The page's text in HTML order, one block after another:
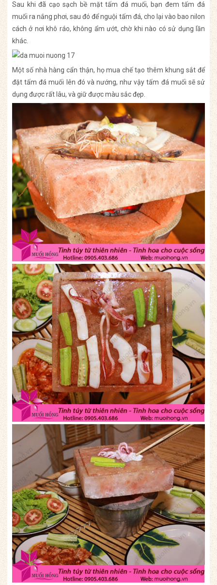
Sau khi đã cạo sạch bề mặt tấm đá muối, bạn đem tấm đá
muối ra nắng phơi, sau đó để nguội tấm đá, cho lại vào bao nilon
cách ở nơi khô ráo, không ẩm ướt, chờ khi nào có sử dụng lần
khác.
Một số nhà hàng cẩn thận, họ mua chế tạo thêm khung sắt để
đặt tấm đá muối lên đó và nướng, như vậy tấm đá muối sẽ sử
dụng được rất lâu, và giữ được màu sắc đẹp.